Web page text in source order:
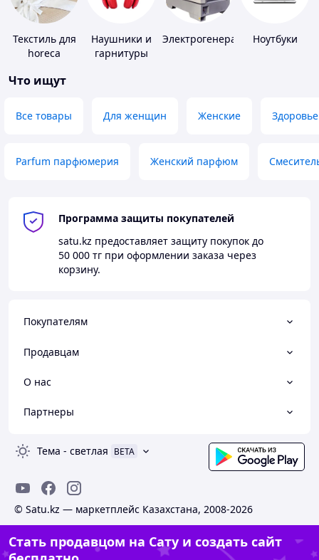
Текстиль для
horeca
Наушники и
гарнитуры
ЭлектрогенераторыНоутбуки
Что ищут
Все товары Для женщин Женские Здоровье
Parfum парфюмерия Женский парфюм
Программа защиты покупателей
satu.kz предоставляет защиту покупок до
50 000 тг при оформлении заказа через
корзину.
Покупателям
Продавцам
О нас
Партнеры
Тема - светлая BETA
© Satu.kz — маркетплейс Казахстана, 2008-2026
Стать продавцом на Сату и создать сайт